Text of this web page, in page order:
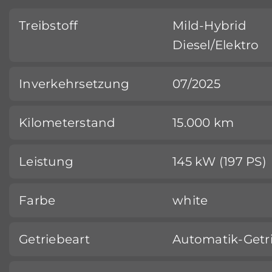
Treibstoff
Mild-Hybrid
Diesel/Elektro
Inverkehrsetzung 07/2025
Kilometerstand 15.000 km
Leistung 145 kW (197 PS)
Farbe white
Getriebeart Automatik-